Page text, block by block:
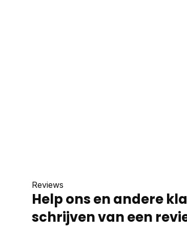
Reviews
Help ons en andere
schrijven van een